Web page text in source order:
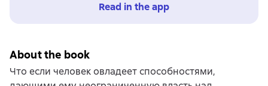
Read in the app
About the book
Что если человек овладеет способностями,